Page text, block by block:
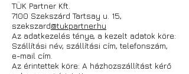
TÜK Partner Kft.
7100 Szekszárd Tartsay u. 15,
szekszard@tukpartner.hu
Az adatkezelés ténye, a kezelt adatok köre:
Szállítási név, szállítási cím, telefonszám,
e-mail cím.
Az érintettek köre: A házhozszállítást kérő